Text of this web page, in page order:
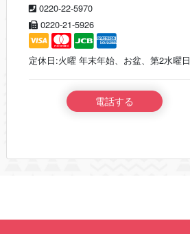
0220-22-5970
0220-21-5926
定休日:火曜 年末年始、お盆、第2水曜日
電話する